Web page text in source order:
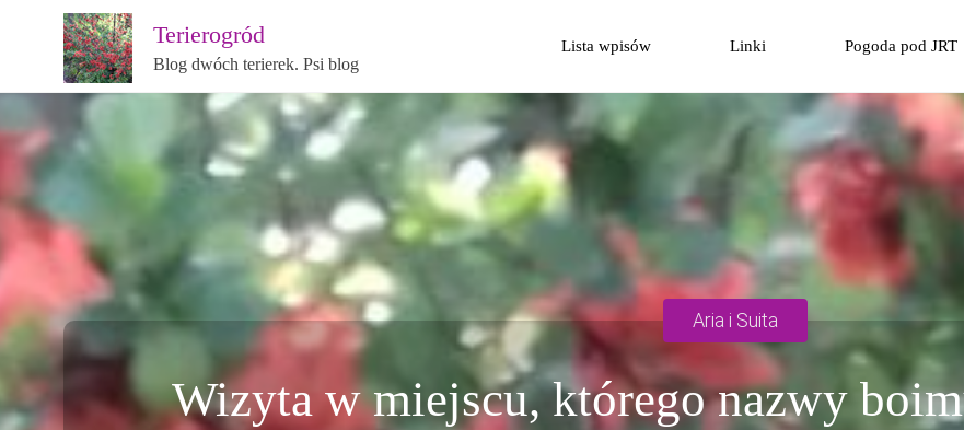
Terierogród
Blog dwóch terierek. Psi blog
treści
Lista wpisów Linki Pogoda pod JRT
Wizyta w miejscu, którego nazwy
Aria i Suita